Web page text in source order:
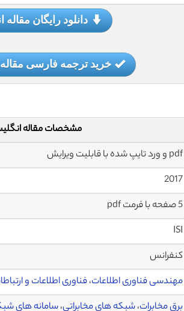
دانلود رایگان
خرید ترجمه فارسی
مشخصات مقاله
pdf و ورد تایپ شده با قابلیت ویرایش
2017
5 صفحه با فرمت pdf
ISI
کنفرانس
مهندسی فناوری اطلاعات،فناوری اطلاعات و
برق مخابرات،شبکه های مخابراتی،سامانه های